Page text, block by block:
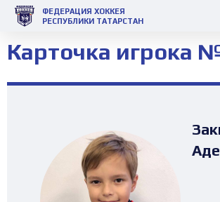
ФЕДЕРАЦИЯ ХОККЕЯ
РЕСПУБЛИКИ ТАТАРСТАН
Карточка игрока